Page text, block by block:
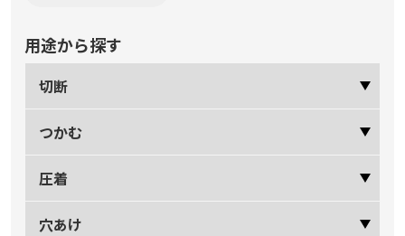
用途から探す
切断
つかむ
圧着
穴あけ